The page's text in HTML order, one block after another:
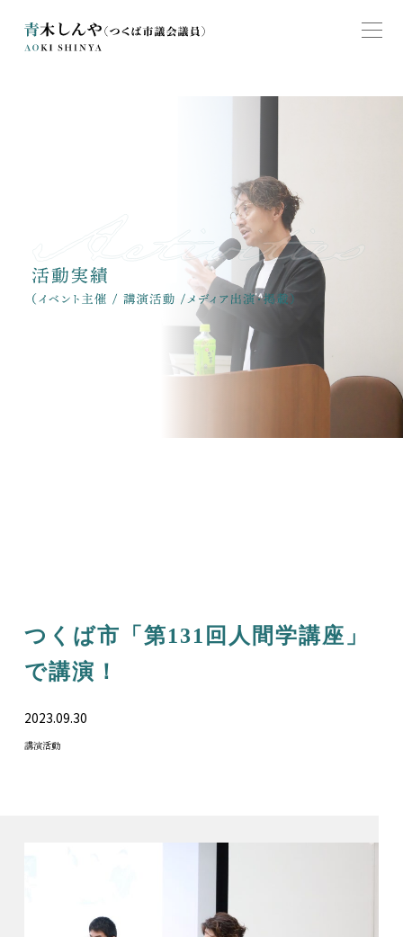
つくば市「第131回人間学講座」
で講演！
2023.09.30
講演活動